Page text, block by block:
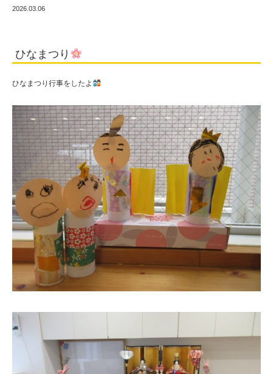
2026.03.06
ひなまつり
ひなまつり行事をしたよ